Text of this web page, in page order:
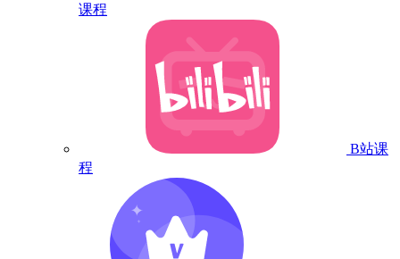
课程
B站课
程